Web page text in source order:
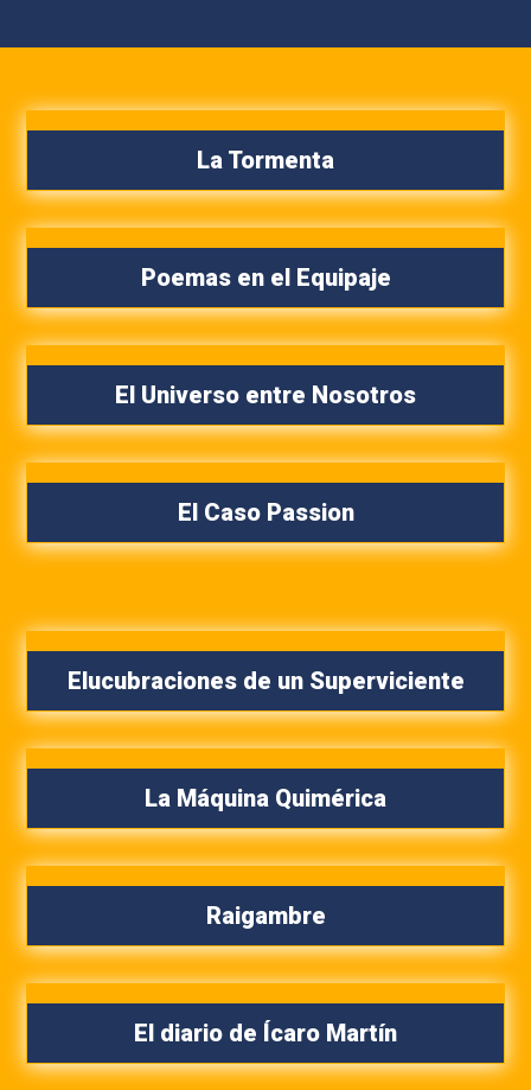
La Tormenta
Poemas en el Equipaje
El Universo entre Nosotros
El Caso Passion
Elucubraciones de un Superviciente
La Máquina Quimérica
Raigambre
El diario de Ícaro Martín